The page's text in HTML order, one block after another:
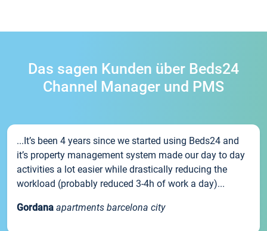
Das sagen Kunden über Beds24
Channel Manager und PMS
...It’s been 4 years since we started using Beds24 and
it’s property management system made our day to day
activities a lot easier while drastically reducing the
workload (probably reduced 3-4h of work a day)...
Gordana apartments barcelona city